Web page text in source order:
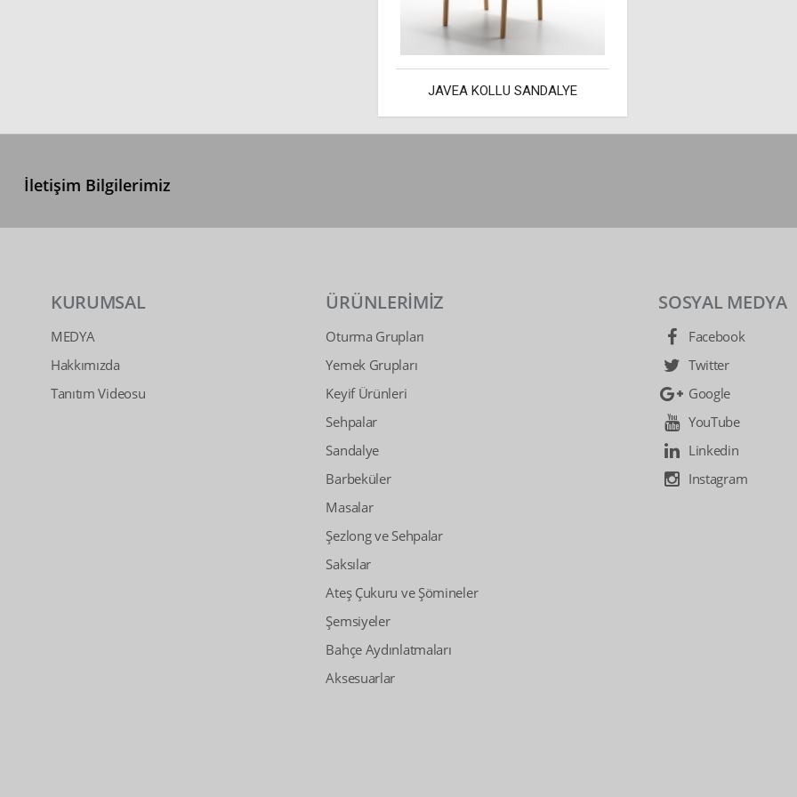
JAVEA KOLLU SANDALYE
İletişim Bilgilerimiz
KURUMSAL
MEDYA
Hakkımızda
Tanıtım Videosu
ÜRÜNLERİMİZ
Oturma Grupları
Yemek Grupları
Keyif Ürünleri
Sehpalar
Sandalye
Barbeküler
Masalar
Şezlong ve Sehpalar
Saksılar
Ateş Çukuru ve Şömineler
Şemsiyeler
Bahçe Aydınlatmaları
Aksesuarlar
SOSYAL MEDYA
Facebook
Twitter
Google
YouTube
Linkedin
Instagram